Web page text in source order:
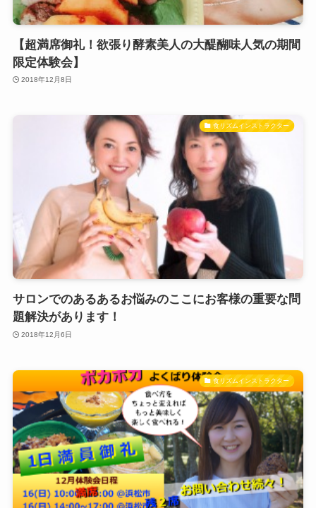
【超満席御礼！欲張り酵素美人の大醍醐味人気の期間
限定体験会】
2018年12月8日
食リズムインストラクター
サロンでのあるあるお悩みのここにお客様の重要な問
題解決があります！
2018年12月6日
食リズムインストラクター